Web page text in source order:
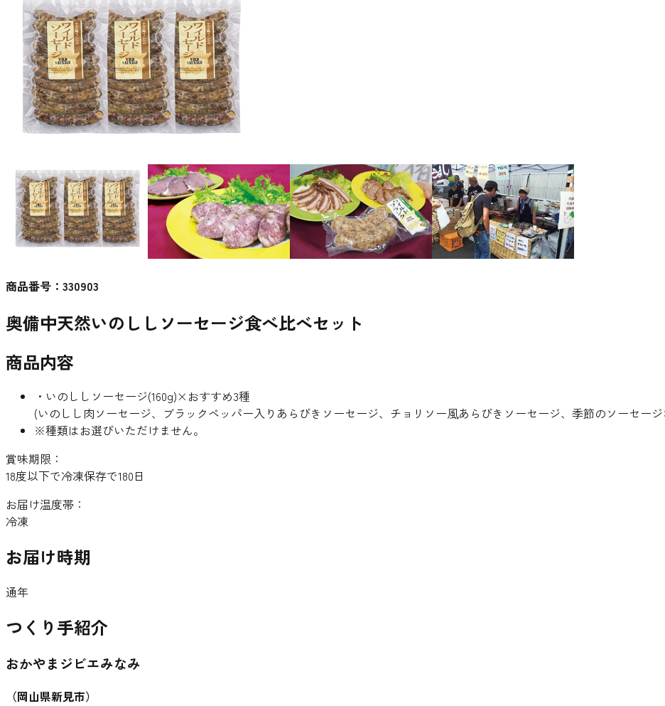
商品番号： 330903
奥備中天然いのししソーセージ食べ比べセット
商品内容
・いのししソーセージ(160g)×おすすめ3種
(いのしし肉ソーセージ、ブラックペッパー入りあらびきソーセージ、チョリソー風あらびきソーセージ、季節のソーセー
※種類はお選びいただけません。
賞味期限：
18度以下で冷凍保存で180日
お届け温度帯：
冷凍
お届け時期
通年
つくり手紹介
おかやまジビエみなみ
（岡山県新見市）